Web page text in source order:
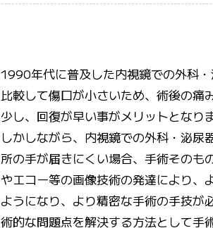
1990年代に普及した内視鏡での外科
比較して傷口が小さいため、術後の痛
少し、回復が早い事がメリットとなり
しかしながら、内視鏡での外科・泌尿
所の手が届きにくい場合、手術そのも
やエコー等の画像技術の発達により、
ようになり、より精密な手術の手技が
術的な問題点を解決する方法として手